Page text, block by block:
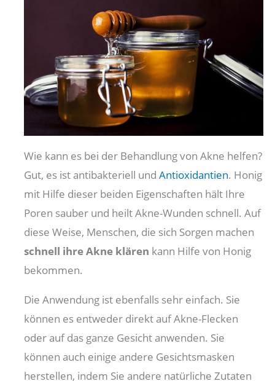
Wie kann es bei der Behandlung von Akne helfen?
Gut, es ist antibakteriell undAntioxidantien. Honig
mit Hilfe dieser beiden Eigenschaften hält Ihre
Poren sauber und heilt Akne-Wunden schnell. Auf
diese Weise, Menschen, die sich Sorgen machen
schnell ihre Akne klären kann Hilfe von Honig
bekommen.
Die Anwendung ist ebenfalls sehr einfach. Sie
können es entweder direkt auf Akne-Flecken
oder auf das ganze Gesicht anwenden. Sie
können auch einige andere Gesichtsmasken
herstellen, indem Sie andere natürliche Zutaten